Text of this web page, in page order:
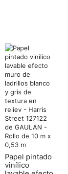
Papel pintado
vinílico